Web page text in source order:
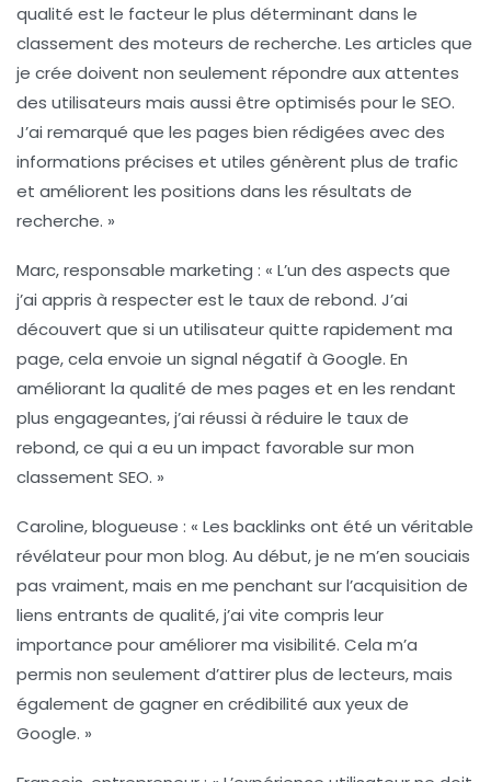
qualité est le facteur le plus déterminant dans le
classement des moteurs de recherche. Les articles que
je crée doivent non seulement répondre aux attentes
des utilisateurs mais aussi être optimisés pour le SEO.
J’ai remarqué que les pages bien rédigées avec des
informations précises et utiles génèrent plus de trafic
et améliorent les positions dans les résultats de
recherche. »
Marc, responsable marketing : « L’un des aspects que
j’ai appris à respecter est le taux de rebond. J’ai
découvert que si un utilisateur quitte rapidement ma
page, cela envoie un signal négatif à Google. En
améliorant la qualité de mes pages et en les rendant
plus engageantes, j’ai réussi à réduire le taux de
rebond, ce qui a eu un impact favorable sur mon
classement SEO. »
Caroline, blogueuse : « Les backlinks ont été un véritable
révélateur pour mon blog. Au début, je ne m’en souciais
pas vraiment, mais en me penchant sur l’acquisition de
liens entrants de qualité, j’ai vite compris leur
importance pour améliorer ma visibilité. Cela m’a
permis non seulement d’attirer plus de lecteurs, mais
également de gagner en crédibilité aux yeux de
Google. »